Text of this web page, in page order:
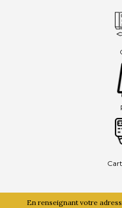
En renseignant votre